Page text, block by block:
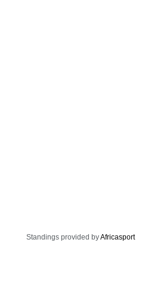
Standings provided byAfricasport